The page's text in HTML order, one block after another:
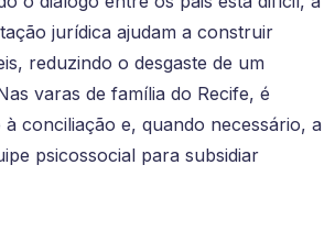
jurídica ajudam a construir
reduzindo o desgaste de um
varas de família do Recife, é
conciliação e, quando necessário, a
psicossocial para subsidiar